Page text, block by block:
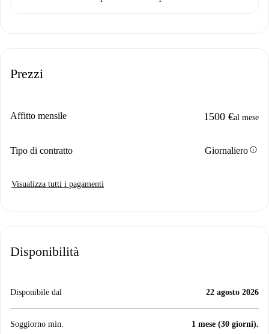
Prezzi
Affitto mensile 1500 €al mese
Tipo di contratto Giornalieroinfo
Visualizza tutti i pagamenti
Disponibilità
Disponibile dal 22 agosto 2026
Soggiorno min. 1 mese (30 giorni).